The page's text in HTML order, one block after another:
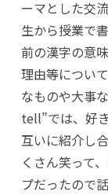
ーマとした交
生から授業で
前の漢字の意
理由等について
なものや大事
tell”では、好
互いに紹介し
くさん笑って
プだったので